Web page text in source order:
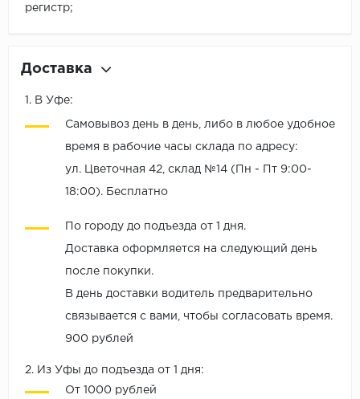
регистр;
Доставка
1. В Уфе:
Самовывоз день в день, либо в любое удобное
время в рабочие часы склада по адресу:
ул. Цветочная 42, склад №14 (Пн - Пт 9:00-
18:00). Бесплатно
По городу до подъезда от 1 дня.
Доставка оформляется на следующий день
после покупки.
В день доставки водитель предварительно
связывается с вами, чтобы согласовать время.
900 рублей
2. Из Уфы до подъезда от 1 дня:
От 1000 рублей